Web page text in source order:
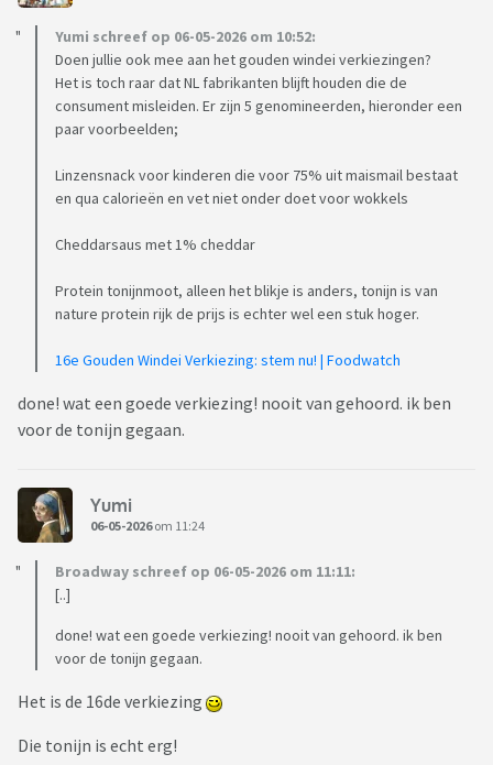
Yumi schreef op 06-05-2026 om 10:52:
Doen jullie ook mee aan het gouden windei verkiezingen?
Het is toch raar dat NL fabrikanten blijft houden die de
consument misleiden. Er zijn 5 genomineerden, hieronder een
paar voorbeelden;
Linzensnack voor kinderen die voor 75% uit maismail bestaat
en qua calorieën en vet niet onder doet voor wokkels
Cheddarsaus met 1% cheddar
Protein tonijnmoot, alleen het blikje is anders, tonijn is van
nature protein rijk de prijs is echter wel een stuk hoger.
16e Gouden Windei Verkiezing: stem nu! | Foodwatch
done! wat een goede verkiezing! nooit van gehoord. ik ben
voor de tonijn gegaan.
Yumi
06-05-2026om 11:24
Broadway schreef op 06-05-2026 om 11:11:
[..]
done! wat een goede verkiezing! nooit van gehoord. ik ben
voor de tonijn gegaan.
Het is de 16de verkiezing
Die tonijn is echt erg!